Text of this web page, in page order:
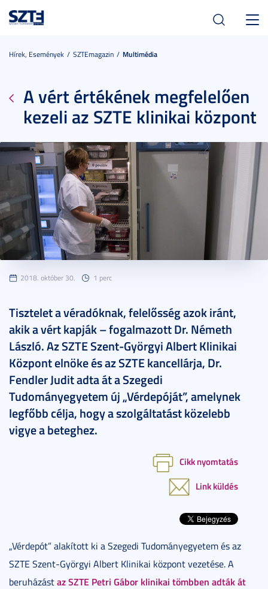
Hírek, Események SZTEmagazin Multimédia
A vért értékének megfelelően
kezeli az SZTE klinikai központ
2018. október 30. 1 perc
Tisztelet a véradóknak, felelősség azok iránt,
akik a vért kapják – fogalmazott Dr. Németh
László. Az SZTE Szent-Györgyi Albert Klinikai
Központ elnöke és az SZTE kancellárja, Dr.
Fendler Judit adta át a Szegedi
Tudományegyetem új „Vérdepóját”, amelynek
legfőbb célja, hogy a szolgáltatást közelebb
vigye a beteghez.
Cikk nyomtatás
Link küldés
„Vérdepót” alakított ki a Szegedi Tudományegyetem és az
SZTE Szent-Györgyi Albert Klinikai központ vezetése. A
beruházástaz SZTE Petri Gábor klinikai tömbben adták át